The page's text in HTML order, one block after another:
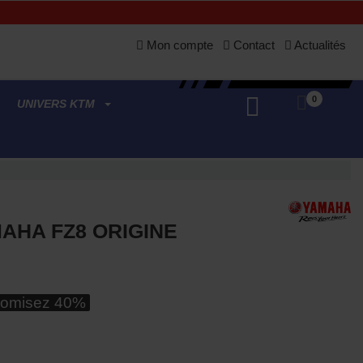
Mon compte Contact Actualités
UNIVERS KTM 0
FZ8 ORIGINE
40%